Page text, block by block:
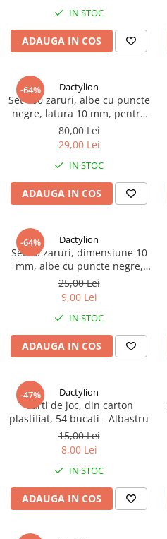
IN STOC
ADAUGA IN COS
-64% Dactylion
Set 100 zaruri, albe cu puncte
negre, latura 10 mm, pentru
jocuri de societate sau jocuri
de noroc
80,00 Lei
29,00 Lei
IN STOC
ADAUGA IN COS
-64% Dactylion
Set 10 zaruri, dimensiune 10
mm, albe cu puncte negre,
plastic, pentru jocuri de
societate sau jocuri de noroc
25,00 Lei
9,00 Lei
IN STOC
ADAUGA IN COS
-47% Dactylion
Carti de joc, din carton
plastifiat, 54 bucati - Albastru
15,00 Lei
8,00 Lei
IN STOC
ADAUGA IN COS